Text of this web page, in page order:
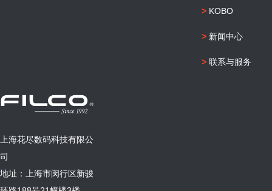
>KOBO
>新闻中心
>联系与服务
上海花尽数码科技有限公
司
地址：上海市闵行区新骏